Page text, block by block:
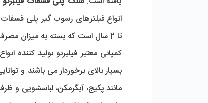
تا 2 سال است که بسته به میزان مصرف و کیفیت آب ورودی می تواند متغیر باشد.